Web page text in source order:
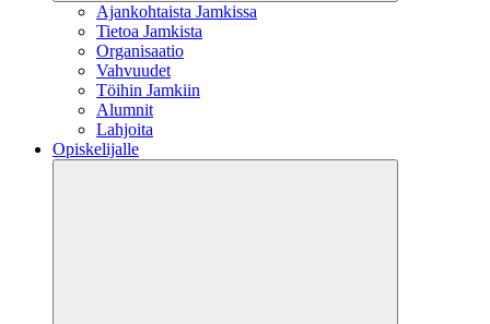
Ajankohtaista Jamkissa
Tietoa Jamkista
Organisaatio
Vahvuudet
Töihin Jamkiin
Alumnit
Lahjoita
Opiskelijalle